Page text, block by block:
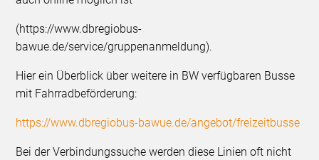
(https://www.dbregiobus-
bawue.de/service/gruppenanmeldung).
Hier ein Überblick über weitere in BW verfügbaren Busse
mit Fahrradbeförderung:
https://www.dbregiobus-bawue.de/angebot/freizeitbusse
Bei der Verbindungssuche werden diese Linien oft nicht